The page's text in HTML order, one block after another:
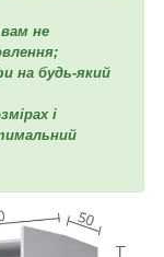
не
на будь-який
і